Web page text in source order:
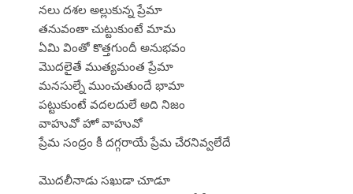
నలు దశల అల్లుకున్న ప్రేమా
తనువంతా చుట్టుకుంటే మామ
ఏమి వింతో కొత్తగుందీ అనుభవం
మొదలైతే ముత్యమంత ప్రేమా
మనసుల్నే ముంచుతుందే భామా
పట్టుకుంటే వదలదులే అది నిజం
వాహువో హో వాహువో
ప్రేమ సంద్రం కీ దగ్గరాయే ప్రేమ చేరనివ్వలేదే
మొదలీనాడు సఖుడా చూడూ